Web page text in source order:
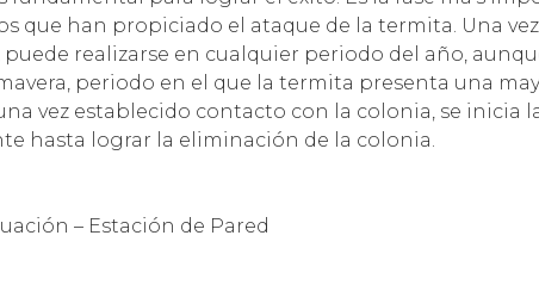
que han propiciado el ataque de la termita. Una
puede realizarse en cualquier periodo del año,
periodo en el que la termita presenta una
una vez establecido contacto con la colonia, se inicia
hasta lograr la eliminación de la colonia.
– Estación de Pared